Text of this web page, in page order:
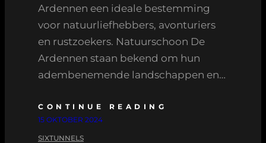
Ardennen een ideale bestemming
voor natuurliefhebbers, avonturiers
en rustzoekers. Natuurschoon De
Ardennen staan bekend om hun
adembenemende landschappen en…
CONTINUE READING
15 OKTOBER 2024
SIXTUNNELS